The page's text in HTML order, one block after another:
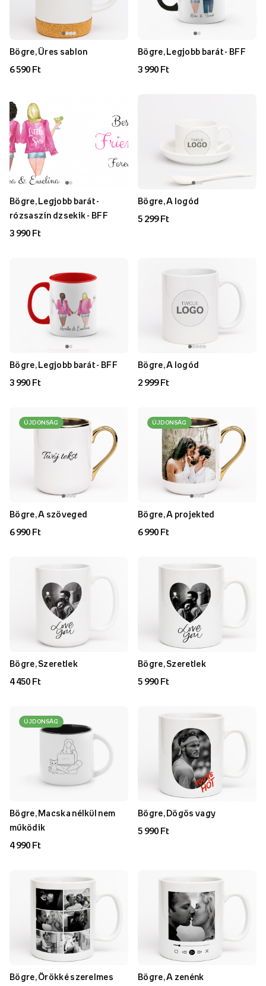
Bögre, Üres sablon
6 590 Ft
Bögre, Legjobb barát - BFF
3 990 Ft
Bögre, Legjobb barát -
rózsaszín dzsekik - BFF
3 990 Ft
Bögre, A logód
5 299 Ft
Bögre, Legjobb barát - BFF
3 990 Ft
Bögre, A logód
2 999 Ft
ÚJDONSÁG
Bögre, A szöveged
6 990 Ft
ÚJDONSÁG
Bögre, A projekted
6 990 Ft
Bögre, Szeretlek
4 450 Ft
Bögre, Szeretlek
5 990 Ft
ÚJDONSÁG
Bögre, Macska nélkül nem
működik
4 990 Ft
Bögre, Dögös vagy
5 990 Ft
Bögre, Örökké szerelmes Bögre, A zenénk